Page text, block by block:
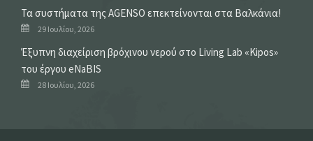
Τα συστήματα της AGENSO επεκτείνονται στα Βαλκάνια!
29 Ιουλίου, 2026
Έξυπνη διαχείριση βρόχινου νερού στο Living Lab «Kipos»
του έργου eNaBIS
28 Ιουλίου, 2026